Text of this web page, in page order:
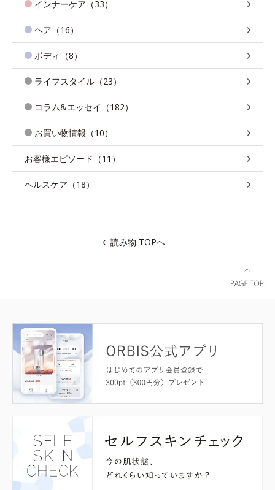
インナーケア（33）
ヘア（16）
ボディ（8）
ライフスタイル（23）
コラム&エッセイ（182）
お買い物情報（10）
お客様エピソード（11）
ヘルスケア（18）
読み物 TOPへ